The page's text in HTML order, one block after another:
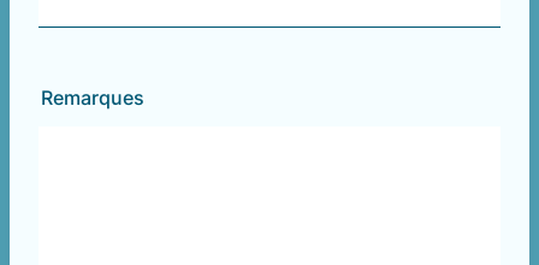
Remarques